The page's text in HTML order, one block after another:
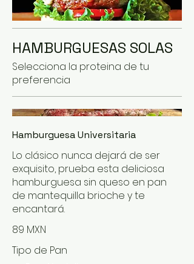
HAMBURGUESAS SOLAS
Selecciona la proteina de tu
preferencia
Hamburguesa Universitaria
Lo clásico nunca dejará de ser
exquisito, prueba esta deliciosa
hamburguesa sin queso en pan
de mantequilla brioche y te
encantará.
89 MXN
Tipo de Pan